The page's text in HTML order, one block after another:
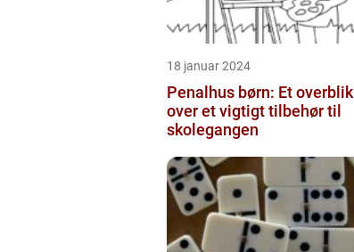
18 januar 2024
Penalhus børn: Et overblik
over et vigtigt tilbehør til
skolegangen